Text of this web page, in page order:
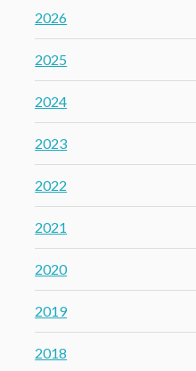
2026
2025
2024
2023
2022
2021
2020
2019
2018